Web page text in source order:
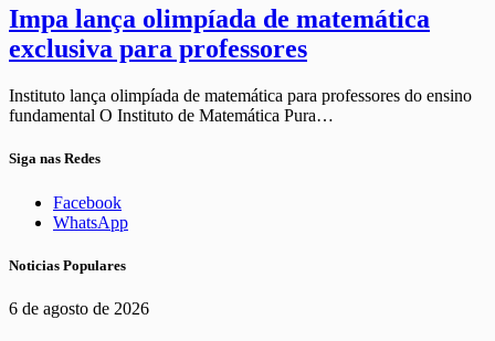
Impa lança olimpíada de matemática
exclusiva para professores
Instituto lança olimpíada de matemática para professores do ensino
fundamental O Instituto de Matemática Pura…
Siga nas Redes
Facebook
WhatsApp
Noticias Populares
6 de agosto de 2026